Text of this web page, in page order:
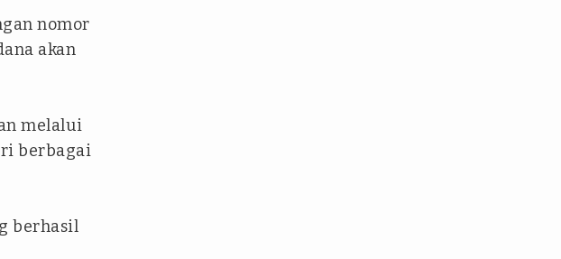
nomor
akan
melalui
berbagai
berhasil